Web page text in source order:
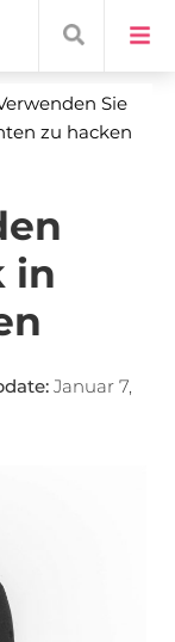
Sie
zu hacken
in
Januar 7,